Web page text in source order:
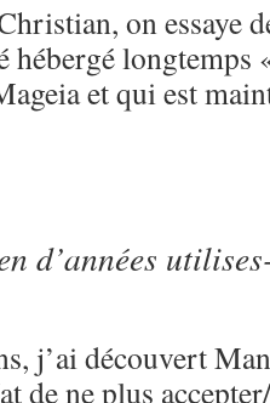
on essaye
hébergé
et qui est
d’années
j’ai découvert
de ne plus